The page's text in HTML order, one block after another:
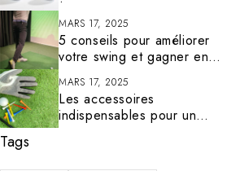
MARS 17, 2025
5 conseils pour améliorer
votre swing et gagner en
précision
MARS 17, 2025
Les accessoires
indispensables pour un
Tags